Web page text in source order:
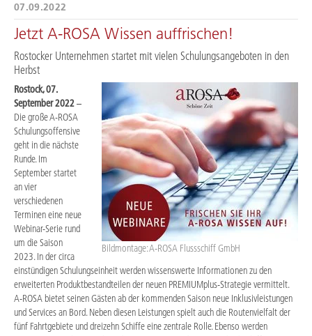
07.09.2022
Jetzt A-ROSA Wissen auffrischen!
Rostocker Unternehmen startet mit vielen Schulungsangeboten in den
Herbst
Bildmontage: A-ROSA Flussschiff GmbH
Rostock, 07.
September 2022–
Die große A-ROSA
Schulungsoffensive
geht in die nächste
Runde. Im
September startet
an vier
verschiedenen
Terminen eine neue
Webinar-Serie rund
um die Saison
2023. In der circa
einstündigen Schulungseinheit werden wissenswerte Informationen zu den
erweiterten Produktbestandteilen der neuen PREMIUMplus-Strategie vermittelt.
A-ROSA bietet seinen Gästen ab der kommenden Saison neue Inklusivleistungen
und Services an Bord. Neben diesen Leistungen spielt auch die Routenvielfalt der
fünf Fahrtgebiete und dreizehn Schiffe eine zentrale Rolle. Ebenso werden